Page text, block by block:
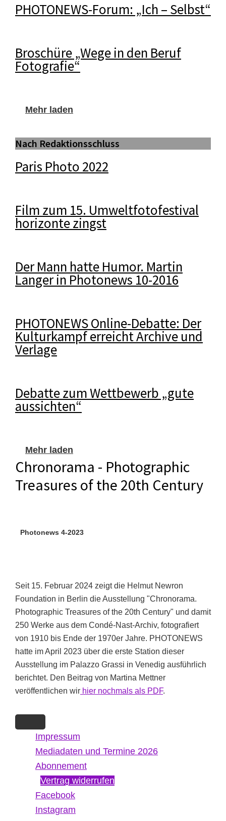
PHOTONEWS-Forum: „Ich – Selbst“
Broschüre „Wege in den Beruf
Fotografie“
Mehr laden
Nach Redaktionsschluss
Paris Photo 2022
Film zum 15. Umweltfotofestival
horizonte zingst
Der Mann hatte Humor. Martin
Langer in Photonews 10-2016
PHOTONEWS Online-Debatte: Der
Kulturkampf erreicht Archive und
Verlage
Debatte zum Wettbewerb „gute
aussichten“
Mehr laden
Chronorama - Photographic
Treasures of the 20th Century
Photonews 4-2023
Seit 15. Februar 2024 zeigt die Helmut Newron
Foundation in Berlin die Ausstellung "Chronorama.
Photographic Treasures of the 20th Century" und damit
250 Werke aus dem Condé-Nast-Archiv, fotografiert
von 1910 bis Ende der 1970er Jahre. PHOTONEWS
hatte im April 2023 über die erste Station dieser
Ausstellung im Palazzo Grassi in Venedig ausführlich
berichtet. Den Beitrag von Martina Mettner
veröffentlichen wir hier nochmals als PDF.
Impressum
Mediadaten und Termine 2026
Abonnement
Vertrag widerrufen
Facebook
Instagram